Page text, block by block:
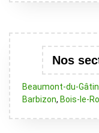
Nos
Beaumont-du-
Barbizon, Bois-le-